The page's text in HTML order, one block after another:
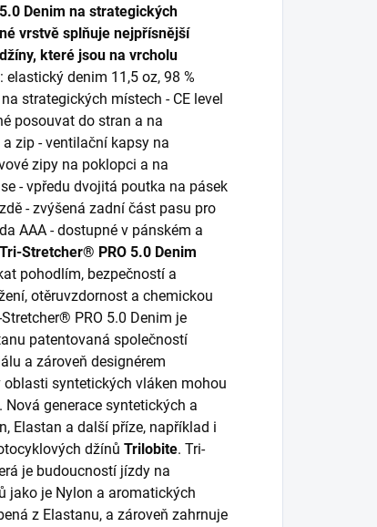
Denim na strategických
vrstvě splňuje nejpřísnější
které jsou na vrcholu
elastický denim 11,5 oz, 98 %
strategických místech - CE level
posouvat do stran a na
zip - ventilační kapsy na
zipy na poklopci a na
- vpředu dvojitá poutka na pásek
- zvýšená zadní část pasu pro
AAA - dostupné v pánském a
Stretcher® PRO 5.0 Denim
pohodlím, bezpečností a
otěruvzdornost a chemickou
PRO 5.0 Denim je
patentovaná společností
a zároveň designérem
syntetických vláken mohou
generace syntetických a
Elastan a další příze, například i
džínů Trilobite. Tri-
je budoucností jízdy na
jako je Nylon a aromatických
z Elastanu, a zároveň zahrnuje